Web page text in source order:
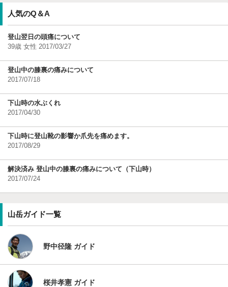
人気のQ＆A
登山翌日の頭痛について
39歳 女性 2017/03/27
登山中の膝裏の痛みについて
2017/07/18
下山時の水ぶくれ
2017/04/30
下山時に登山靴の影響か爪先を痛めます。
2017/08/29
解決済み 登山中の膝裏の痛みについて（下山時）
2017/07/24
山岳ガイド一覧
野中径隆 ガイド
桜井孝憲 ガイド